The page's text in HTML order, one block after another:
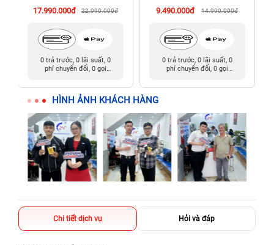
17.990.000đ 22.990.000đ
0 trả trước, 0 lãi suất, 0
phí chuyển đổi, 0 gọi
9.490.000đ 14.990.000đ
0 trả trước, 0 lãi suất, 0
phí chuyển đổi, 0 gọi
HÌNH ẢNH KHÁCH HÀNG
Chi tiết dịch vụ Hỏi và đáp